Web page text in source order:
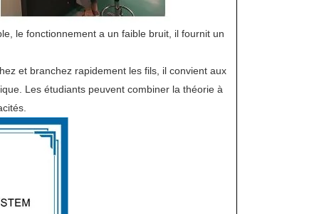
le fonctionnement a un faible bruit, il fournit un
et branchez rapidement les fils, il convient aux
Les étudiants peuvent combiner la théorie à